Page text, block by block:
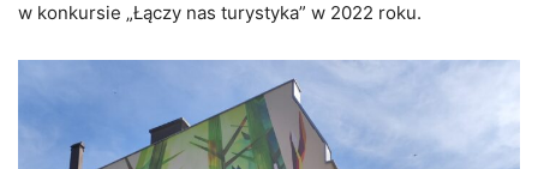
w konkursie „Łączy nas turystyka” w 2022 roku.